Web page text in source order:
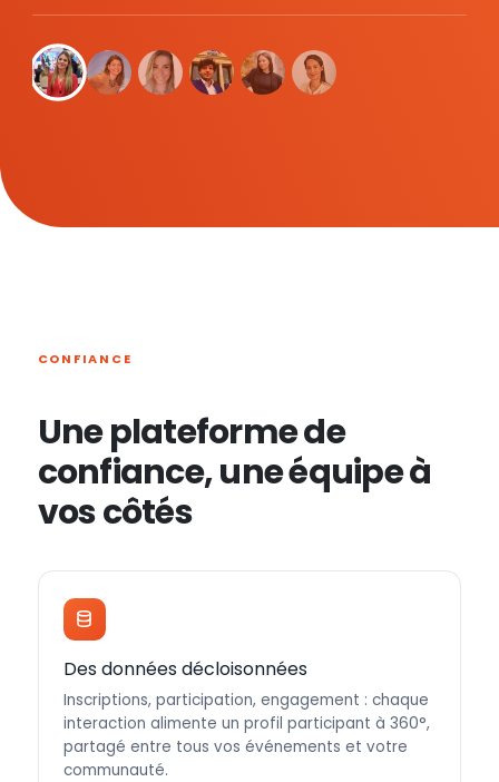
CONFIANCE
Une plateforme de
confiance, une équipe à
vos côtés
Des données décloisonnées
Inscriptions, participation, engagement : chaque
interaction alimente un profil participant à 360°,
partagé entre tous vos événements et votre
communauté.